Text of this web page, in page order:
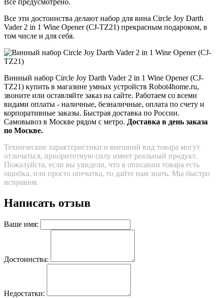
Все предусмотрено.
Все эти достоинства делают набор для вина Circle Joy Darth
Vader 2 in 1 Wine Opener (CJ-TZ21) прекрасным подароком, в
том числе и для себя.
Винный набор Circle Joy Darth Vader 2 in 1 Wine Opener (CJ-
TZ21) купить в магазине умных устройств Robot4home.ru,
звоните или оставляйте заказ на сайте. Работаем со всеми
видами оплаты - наличные, безналичные, оплата по счету и
корпоративные заказы. Быстрая доставка по России.
Самовывоз в Москве рядом с метро. Доставка в день заказа
по Москве.
Технические характеристики и внешний вид товара могут
отличаться, приоритетную силу имеет реальный продукт.
Пожалуйста, если вы увидели, что в описании товара есть
ошибка, или просто опечатка, то дайте нам знать. Мы быстро
исправим.
Написать отзыв
Ваше имя:
Достоинства:
Недостатки: